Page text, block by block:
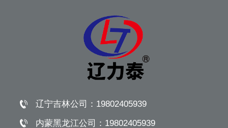
辽宁吉林公司： 19802405939
内蒙黑龙江公司： 19802405939